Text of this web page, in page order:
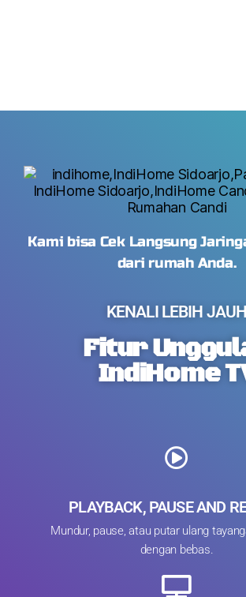
Kami bisa Cek Langsung
dari rumah Anda.
KENALI LEBIH JAUH
Fitur
IndiHome
PLAYBACK, PAUSE AND
Mundur, pause, atau putar ulang
dengan bebas.